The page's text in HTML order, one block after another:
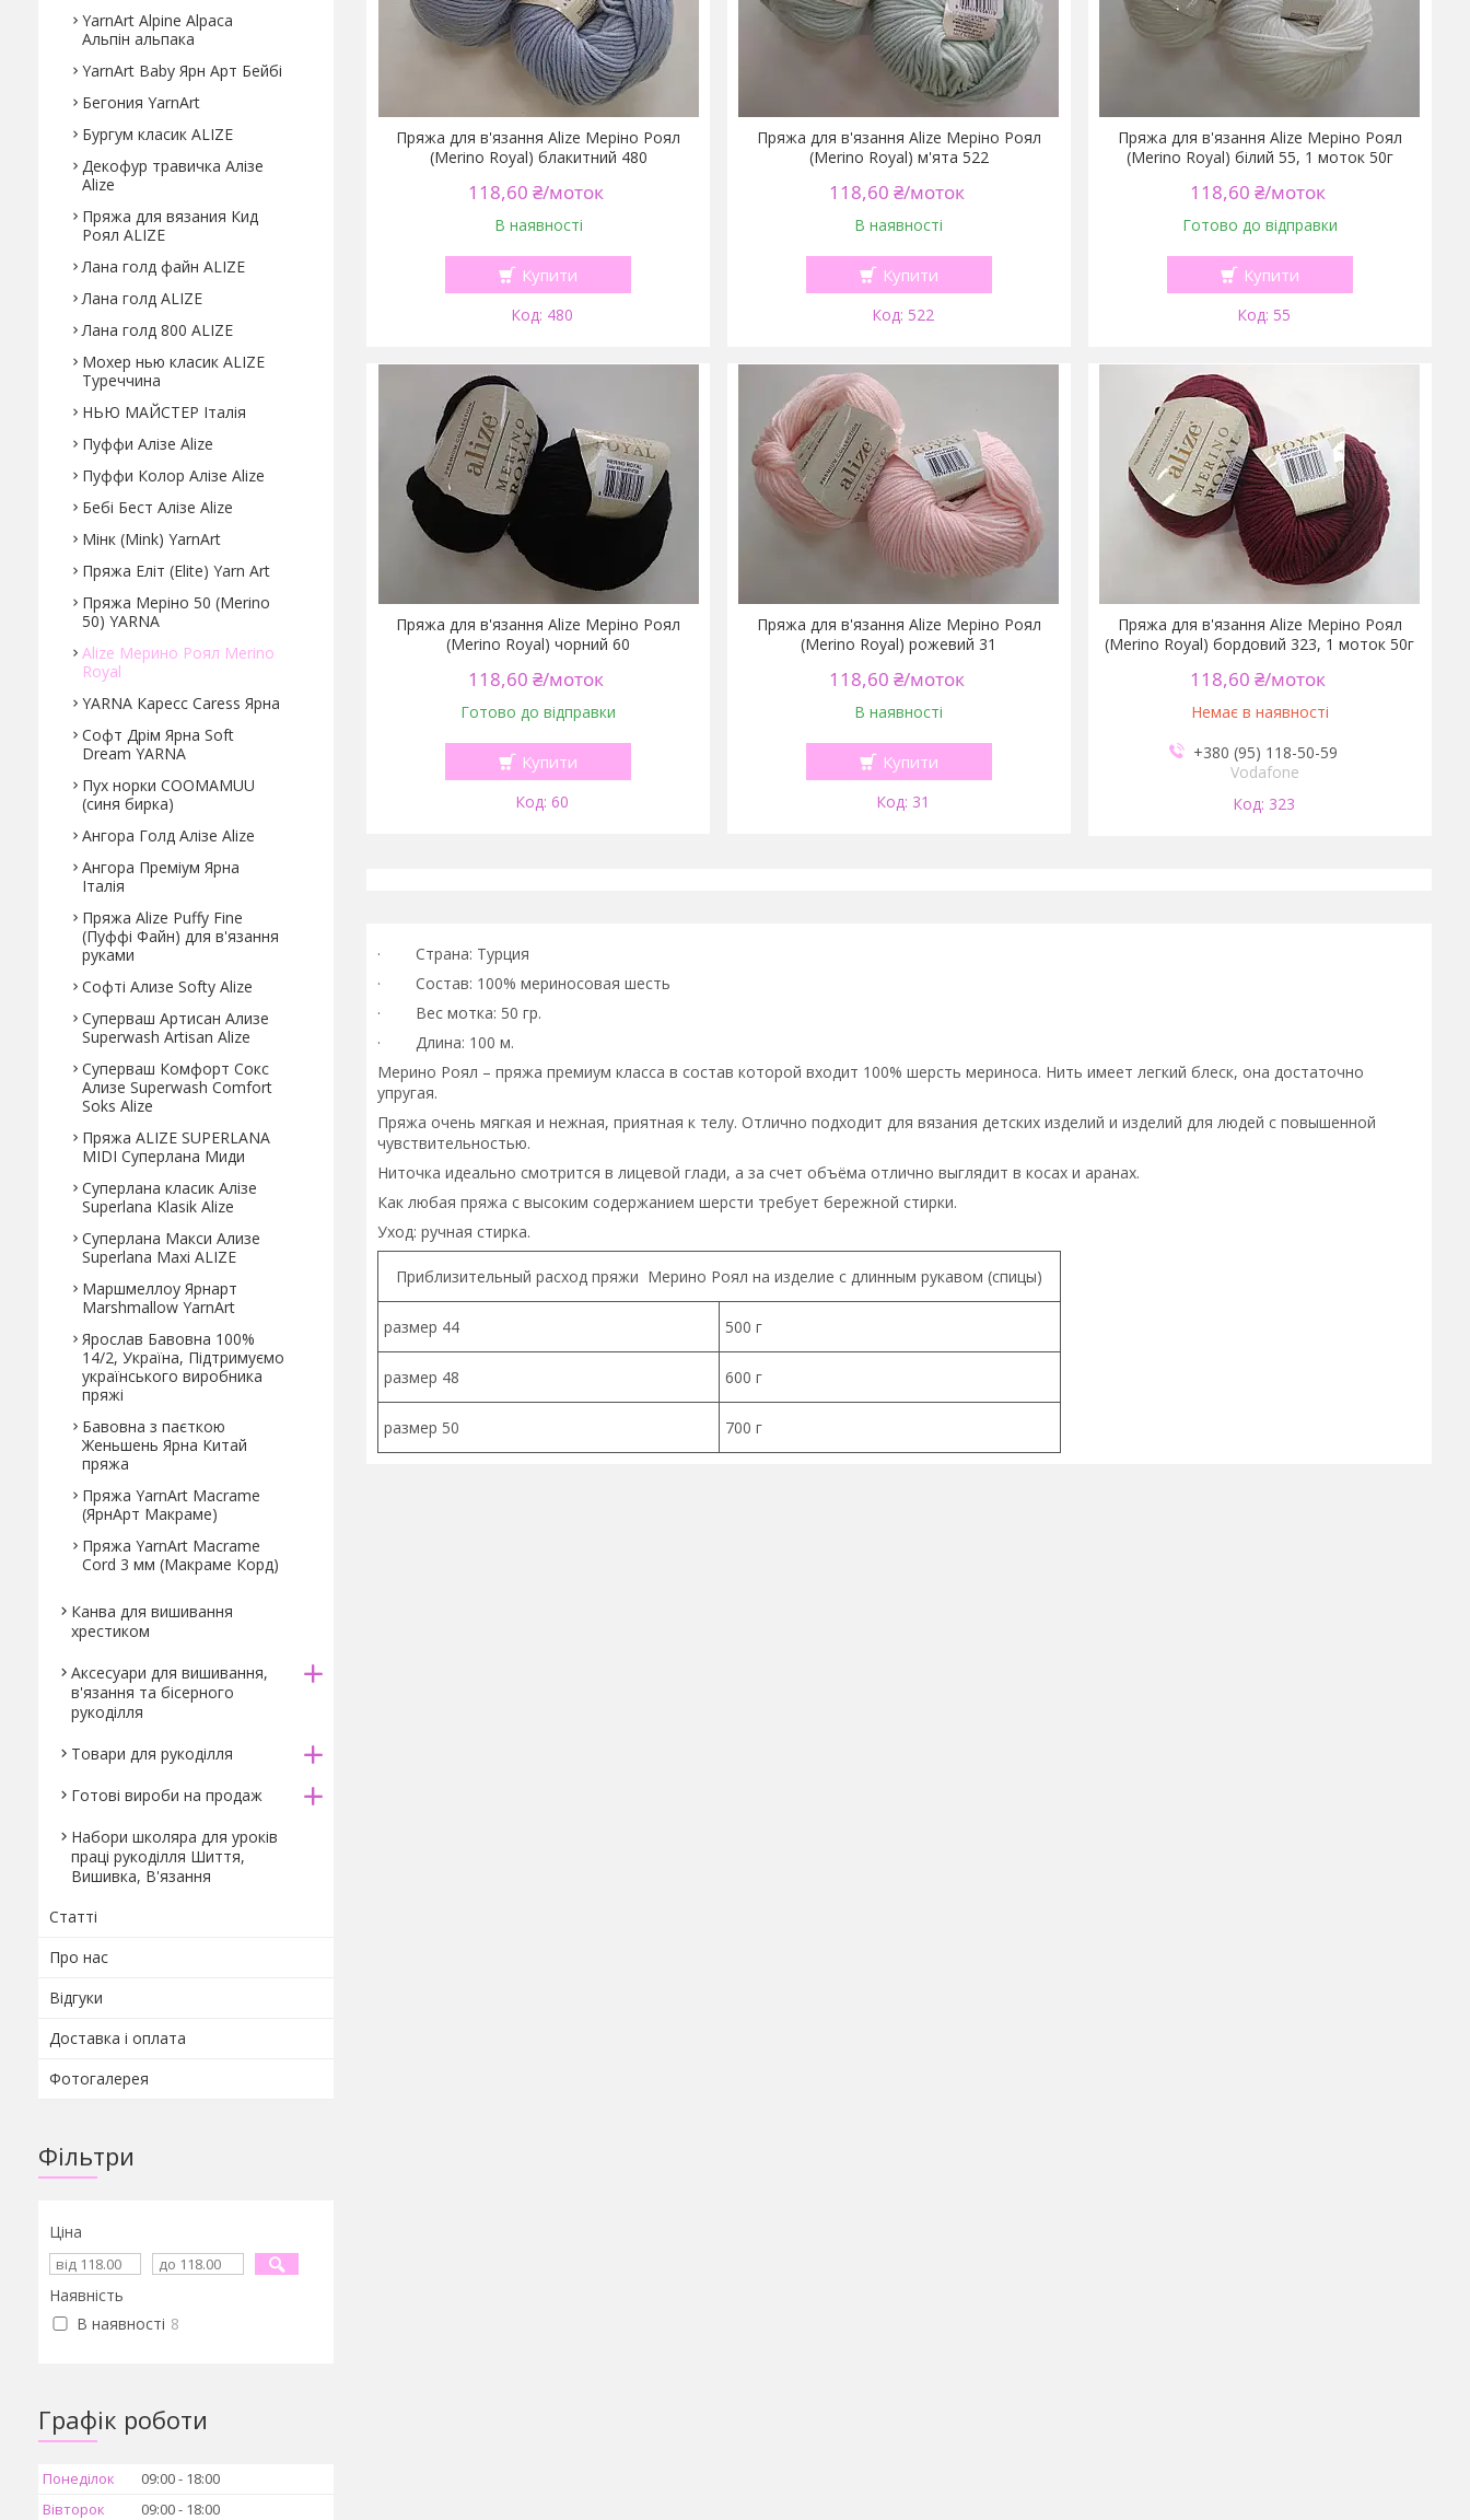
Пряжа для в'язання Alize Меріно Роял
(Merino Royal) блакитний 480
118,60 ₴/моток
В наявності
Купити
480
Пряжа для в'язання Alize Меріно Роял
(Merino Royal) м'ята 522
118,60 ₴/моток
В наявності
Купити
522
Пряжа для в'язання Alize Меріно Роял
(Merino Royal) білий 55, 1 моток 50г
118,60 ₴/моток
Готово до відправки
Купити
55
Пряжа для в'язання Alize Меріно Роял
(Merino Royal) чорний 60
118,60 ₴/моток
Готово до відправки
Купити
60
Пряжа для в'язання Alize Меріно Роял
(Merino Royal) рожевий 31
118,60 ₴/моток
В наявності
Купити
31
Пряжа для в'язання Alize Меріно Роял
(Merino Royal) бордовий 323, 1 моток 50г
118,60 ₴/моток
Немає в наявності
+380 (95) 118-50-59
Vodafone
323
· Страна: Турция
· Состав: 100% мериносовая шесть
· Вес мотка: 50 гр.
· Длина: 100 м.
Мерино Роял – пряжа премиум класса в состав которой входит 100% шерсть мериноса. Нить имеет легкий блеск, она достаточно
упругая.
Пряжа очень мягкая и нежная, приятная к телу. Отлично подходит для вязания детских изделий и изделий для людей с повышенной
чувствительностью.
Ниточка идеально смотрится в лицевой глади, а за счет объёма отлично выглядит в косах и аранах.
Как любая пряжа с высоким содержанием шерсти требует бережной стирки.
Уход: ручная стирка.
Приблизительный расход пряжи Мерино Роял на изделие с длинным рукавом (спицы)
размер 44 500 г
размер 48 600 г
размер 50 700 г
YarnArt Alpine Alpaca
Альпін альпака
YarnArt Baby Ярн Арт Бейбі
Бегония YarnArt
Бургум класик ALIZE
Декофур травичка Алізе
Alize
Пряжа для вязания Кид
Роял ALIZE
Лана голд файн ALIZE
Лана голд ALIZE
Лана голд 800 ALIZE
Мохер нью класик ALIZE
Туреччина
НЬЮ МАЙСТЕР Італія
Пуффи Алізе Alize
Пуффи Колор Алізе Alize
Бебі Бест Алізе Alize
Мінк (Mink) YarnArt
Пряжа Еліт (Elite) Yarn Art
Пряжа Меріно 50 (Merino
50) YARNA
Alize Мерино Роял Merino
Royal
YARNA Каресс Caress Ярна
Софт Дрім Ярна Soft
Dream YARNA
Пух норки COOMAMUU
(синя бирка)
Ангора Голд Алізе Alize
Ангора Преміум Ярна
Італія
Пряжа Alize Puffy Fine
(Пуффі Файн) для в'язання
руками
Софті Ализе Softy Alize
Суперваш Артисан Ализе
Superwash Artisan Alize
Суперваш Комфорт Сокс
Ализе Superwash Comfort
Soks Alize
Пряжа ALIZE SUPERLANA
MIDI Cуперлана Миди
Суперлана класик Алізе
Superlana Klasik Alize
Суперлана Макси Ализе
Superlana Maxi ALIZE
Маршмеллоу Ярнарт
Marshmallow YarnArt
Ярослав Бавовна 100%
14/2, Україна, Підтримуємо
українського виробника
пряжі
Бавовна з паєткою
Женьшень Ярна Китай
пряжа
Пряжа YarnArt Macrame
(ЯрнАрт Макраме)
Пряжа YarnArt Macrame
Cord 3 мм (Макраме Корд)
Канва для вишивання
хрестиком
Аксесуари для вишивання,
в'язання та бісерного
рукоділля
Товари для рукоділля
Готові вироби на продаж
Набори школяра для уроків
праці рукоділля Шиття,
Вишивка, В'язання
Статті
Про нас
Відгуки
Доставка і оплата
Фотогалерея
Фільтри
Ціна
Наявність
В наявності 8
Графік роботи
Понеділок 09:00
18:00
Вівторок
09:00 18:00